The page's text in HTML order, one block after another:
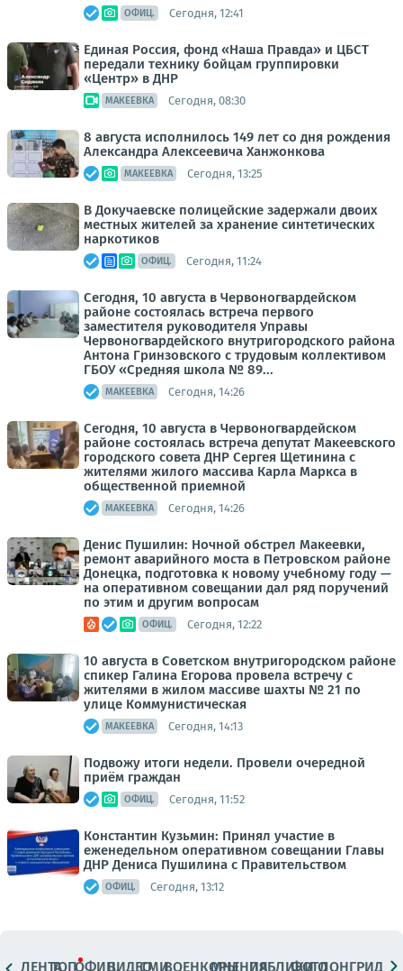
ОФИЦ. Сегодня, 12:41
Единая Россия, фонд «Наша Правда» и ЦБСТ
передали технику бойцам группировки
«Центр» в ДНР
МАКЕЕВКА Сегодня, 08:30
8 августа исполнилось 149 лет со дня рождения
Александра Алексеевича Ханжонкова
МАКЕЕВКА Сегодня, 13:25
В Докучаевске полицейские задержали двоих
местных жителей за хранение синтетических
наркотиков
ОФИЦ. Сегодня, 11:24
Сегодня, 10 августа в Червоногвардейском
районе состоялась встреча первого
заместителя руководителя Управы
Червоногвардейского внутригородского района
Антона Гринзовского с трудовым коллективом
ГБОУ «Средняя школа № 89...
МАКЕЕВКА Сегодня, 14:26
Сегодня, 10 августа в Червоногвардейском
районе состоялась встреча депутат Макеевского
городского совета ДНР Сергея Щетинина с
жителями жилого массива Карла Маркса в
общественной приемной
МАКЕЕВКА Сегодня, 14:26
Денис Пушилин: Ночной обстрел Макеевки,
ремонт аварийного моста в Петровском районе
Донецка, подготовка к новому учебному году —
на оперативном совещании дал ряд поручений
по этим и другим вопросам
ОФИЦ. Сегодня, 12:22
10 августа в Советском внутригородском районе
спикер Галина Егорова провела встречу с
жителями в жилом массиве шахты № 21 по
улице Коммунистическая
МАКЕЕВКА Сегодня, 14:13
Подвожу итоги недели. Провели очередной
приём граждан
ОФИЦ. Сегодня, 11:52
Константин Кузьмин: Принял участие в
еженедельном оперативном совещании Главы
ДНР Дениса Пушилина с Правительством
ОФИЦ. Сегодня, 13:12
ЛЕНТАТОПОФИЦ.ВИДЕОСМИВОЕНКОРЫМНЕНИЯПАБЛИКИ
ФОТОЛОНГРИДЫ